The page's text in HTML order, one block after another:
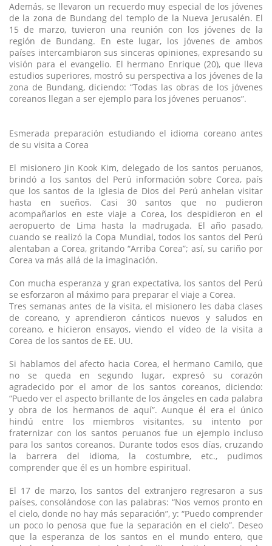
Además, se llevaron un recuerdo muy especial de los jóvenes
de la zona de Bundang del templo de la Nueva Jerusalén. El
15 de marzo, tuvieron una reunión con los jóvenes de la
región de Bundang. En este lugar, los jóvenes de ambos
países intercambiaron sus sinceras opiniones, expresando su
visión para el evangelio. El hermano Enrique (20), que lleva
estudios superiores, mostró su perspectiva a los jóvenes de la
zona de Bundang, diciendo: “Todas las obras de los jóvenes
coreanos llegan a ser ejemplo para los jóvenes peruanos”.
Esmerada preparación estudiando el idioma coreano antes
de su visita a Corea
El misionero Jin Kook Kim, delegado de los santos peruanos,
brindó a los santos del Perú información sobre Corea, país
que los santos de la Iglesia de Dios del Perú anhelan visitar
hasta en sueños. Casi 30 santos que no pudieron
acompañarlos en este viaje a Corea, los despidieron en el
aeropuerto de Lima hasta la madrugada. El año pasado,
cuando se realizó la Copa Mundial, todos los santos del Perú
alentaban a Corea, gritando “Arriba Corea”; así, su cariño por
Corea va más allá de la imaginación.
Con mucha esperanza y gran expectativa, los santos del Perú
se esforzaron al máximo para preparar el viaje a Corea.
Tres semanas antes de la visita, el misionero les daba clases
de coreano, y aprendieron cánticos nuevos y saludos en
coreano, e hicieron ensayos, viendo el vídeo de la visita a
Corea de los santos de EE. UU.
Si hablamos del afecto hacia Corea, el hermano Camilo, que
no se queda en segundo lugar, expresó su corazón
agradecido por el amor de los santos coreanos, diciendo:
“Puedo ver el aspecto brillante de los ángeles en cada palabra
y obra de los hermanos de aquí”. Aunque él era el único
hindú entre los miembros visitantes, su intento por
fraternizar con los santos peruanos fue un ejemplo incluso
para los santos coreanos. Durante todos esos días, cruzando
la barrera del idioma, la costumbre, etc., pudimos
comprender que él es un hombre espiritual.
El 17 de marzo, los santos del extranjero regresaron a sus
países, consolándose con las palabras: “Nos vemos pronto en
el cielo, donde no hay más separación”, y: “Puedo comprender
un poco lo penosa que fue la separación en el cielo”. Deseo
que la esperanza de los santos en el mundo entero, que